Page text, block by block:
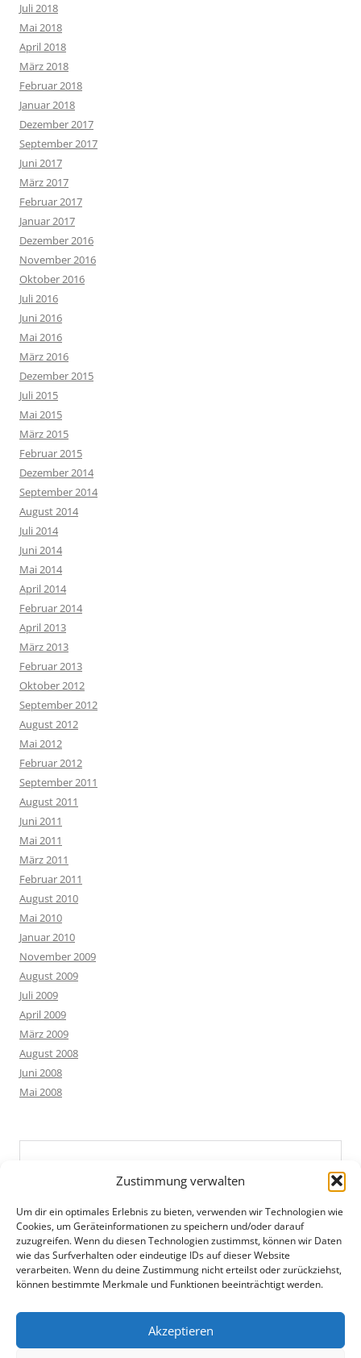
Zustimmung verwalten
Um dir ein optimales Erlebnis zu bieten, verwenden wir Technologien wie
Cookies, um Geräteinformationen zu speichern und/oder darauf
zuzugreifen. Wenn du diesen Technologien zustimmst, können wir Daten
wie das Surfverhalten oder eindeutige IDs auf dieser Website
verarbeiten. Wenn du deine Zustimmung nicht erteilst oder zurückziehst,
können bestimmte Merkmale und Funktionen beeinträchtigt werden.
Akzeptieren
Juli 2018
Mai 2018
April 2018
März 2018
Februar 2018
Januar 2018
Dezember 2017
September 2017
Juni 2017
März 2017
Februar 2017
Januar 2017
Dezember 2016
November 2016
Oktober 2016
Juli 2016
Juni 2016
Mai 2016
März 2016
Dezember 2015
Juli 2015
Mai 2015
März 2015
Februar 2015
Dezember 2014
September 2014
August 2014
Juli 2014
Juni 2014
Mai 2014
April 2014
Februar 2014
April 2013
März 2013
Februar 2013
Oktober 2012
September 2012
August 2012
Mai 2012
Februar 2012
September 2011
August 2011
Juni 2011
Mai 2011
März 2011
Februar 2011
August 2010
Mai 2010
Januar 2010
November 2009
August 2009
Juli 2009
April 2009
März 2009
August 2008
Juni 2008
Mai 2008